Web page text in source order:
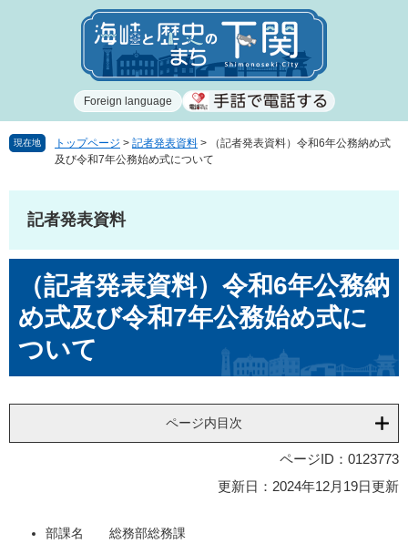
で
ば
Foreign language
現在地 トップページ > 記者発表資料 >
（記者発表資料）令和6年公務納め式
及び令和7年公務始め式について
記者発表資料
（記者発表資料）令和6年公務納
め式及び令和7年公務始め式に
ついて
ページ内目次
ページID：0123773
更新日：2024年12月19日更新
部課名 総務部総務課